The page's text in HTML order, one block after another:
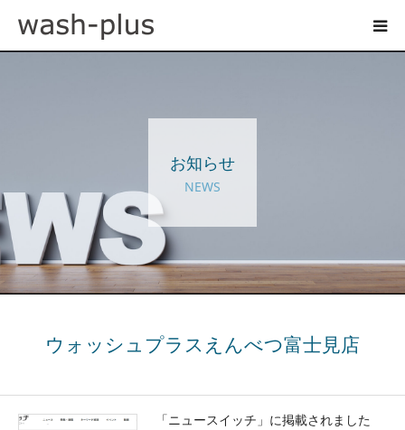
お知らせ
NEWS
ウォッシュプラスえんべつ富士見店
「ニュースイッチ」に掲載されました
お知らせ
採用情報
お問い合わせ